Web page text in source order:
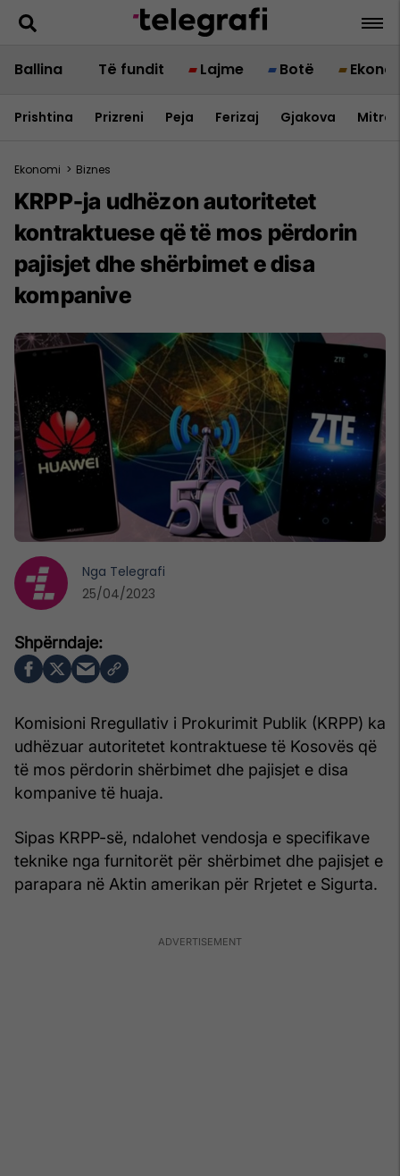
Ballina Të fundit Lajme Botë
Prishtina Prizreni Peja Ferizaj Gjakova
Ekonomi > Biznes
KRPP-ja udhëzon autoritetet
kontraktuese që të mos përdorin
pajisjet dhe shërbimet e disa
kompanive
Komisioni Rregullativ i Prokurimit Publik (KRPP) ka
udhëzuar autoritetet kontraktuese të Kosovës që
të mos përdorin shërbimet dhe pajisjet e disa
kompanive të huaja.
Sipas KRPP-së, ndalohet vendosja e specifikave
teknike nga furnitorët për shërbimet dhe pajisjet e
parapara në Aktin amerikan për Rrjetet e Sigurta.
Nga Telegrafi
25/04/2023